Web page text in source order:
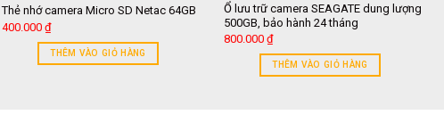
Thẻ nhớ camera Micro SD Netac 64GB
400.000 ₫
THÊM VÀO GIỎ HÀNG
Ổ lưu trữ camera SEAGATE dung lượng
500GB, bảo hành 24 tháng
800.000 ₫
THÊM VÀO GIỎ HÀNG